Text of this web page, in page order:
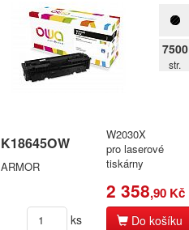
7500
str.
K18645OW
ARMOR
W2030X
pro laserové
tiskárny
2 358,90 Kč
ks Do košíku